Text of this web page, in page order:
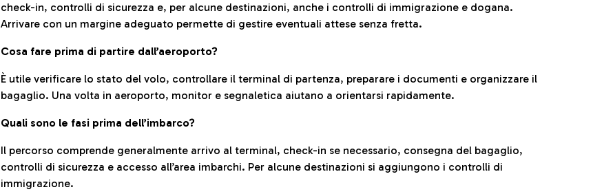
check-in, controlli di sicurezza e, per alcune destinazioni, anche i controlli di immigrazione e dogana.
Arrivare con un margine adeguato permette di gestire eventuali attese senza fretta.
Cosa fare prima di partire dall’aeroporto?
È utile verificare lo stato del volo, controllare il terminal di partenza, preparare i documenti e organizzare il
bagaglio. Una volta in aeroporto, monitor e segnaletica aiutano a orientarsi rapidamente.
Quali sono le fasi prima dell’imbarco?
Il percorso comprende generalmente arrivo al terminal, check-in se necessario, consegna del bagaglio,
controlli di sicurezza e accesso all’area imbarchi. Per alcune destinazioni si aggiungono i controlli di
immigrazione.